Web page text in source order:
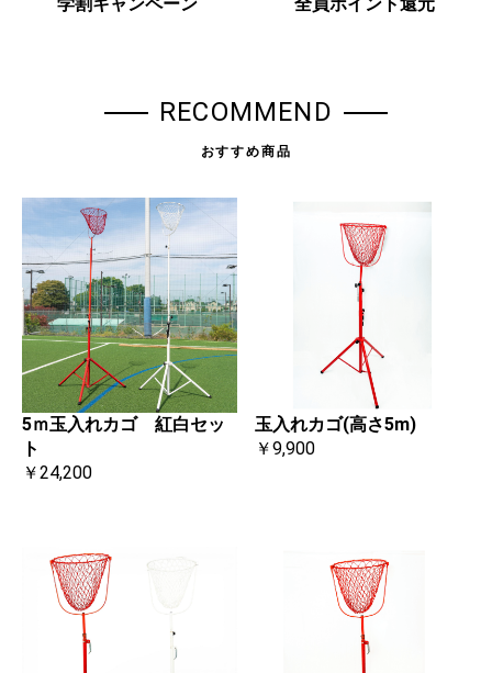
RECOMMEND
おすすめ商品
5ｍ玉入れカゴ 紅白セッ
ト
￥24,200
玉入れカゴ(高さ5m)
￥9,900